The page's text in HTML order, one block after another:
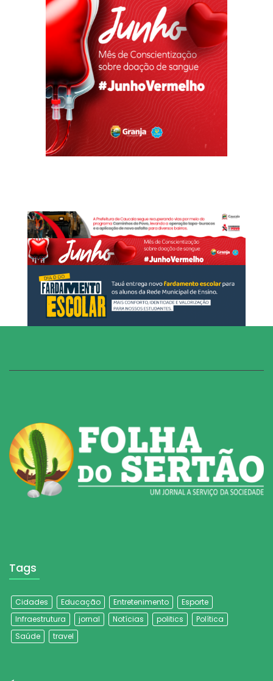
Tags
Cidades Educação Entretenimento
Esporte
Infraestrutura
jornal Notícias politics
Política
Saúde
travel